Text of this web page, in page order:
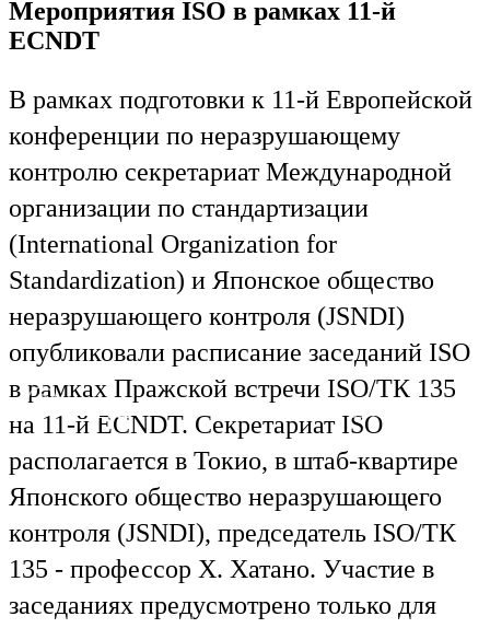
Ru En
Мероприятия ISO в рамках 11-й
ECNDT
В рамках подготовки к 11-й Европейской
конференции по неразрушающему
контролю секретариат Международной
организации по стандартизации
(International Organization for
Standardization) и Японское общество
неразрушающего контроля (JSNDI)
опубликовали расписание заседаний ISO
в рамках Пражской встречи ISO/ТК 135
на 11-й ECNDT. Секретариат ISO
располагается в Токио, в штаб-квартире
Японского общество неразрушающего
контроля (JSNDI), председатель ISO/ТК
135 - профессор Х. Хатано. Участие в
заседаниях предусмотрено только для